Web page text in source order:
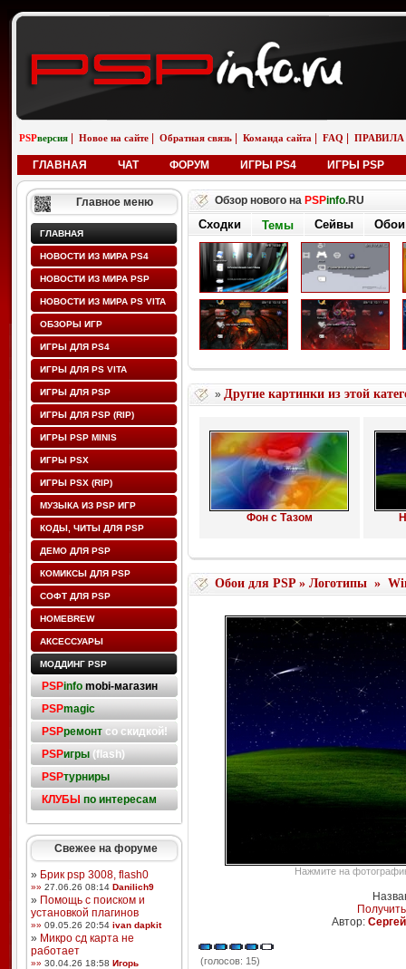
PSPверсия Новое на сайте Обратная связь Команда сайта FAQ ПРАВИЛА
ГЛАВНАЯ ЧАТ ФОРУМ ИГРЫ PS4 ИГРЫ PSP
Главное меню
ГЛАВНАЯ
НОВОСТИ ИЗ МИРА PS4
НОВОСТИ ИЗ МИРА PSP
НОВОСТИ ИЗ МИРА PS VITA
ОБЗОРЫ ИГР
ИГРЫ ДЛЯ PS4
ИГРЫ ДЛЯ PS VITA
ИГРЫ ДЛЯ PSP
ИГРЫ ДЛЯ PSP (RIP)
ИГРЫ PSP MINIS
ИГРЫ PSX
ИГРЫ PSX (RIP)
МУЗЫКА ИЗ PSP ИГР
КОДЫ, ЧИТЫ ДЛЯ PSP
ДЕМО ДЛЯ PSP
КОМИКСЫ ДЛЯ PSP
СОФТ ДЛЯ PSP
HOMEBREW
АКСЕССУАРЫ
МОДДИНГ PSP
PSPinfo mobi-магазин
PSPmagic
PSPремонтсо скидкой!
PSPигры(flash)
PSPтурниры
КЛУБЫ по интересам
Свежее на форуме
» Брик psp 3008, flash0
»» 27.06.26 08:14 Danilich9
» Помощь с поиском и
установкой плагинов
»» 09.05.26 20:54 ivan dapkit
» Микро сд карта не
работает
»» 30.04.26 18:58 Игорь
Обзор нового на PSPinfo.RU
Сходки Темы Сейвы Обои
» Другие картинки из этой
Фон с Тазом
Обои для PSP» Логотипы»
Нажмите на
Автор: Сергей
(голосов: 15)